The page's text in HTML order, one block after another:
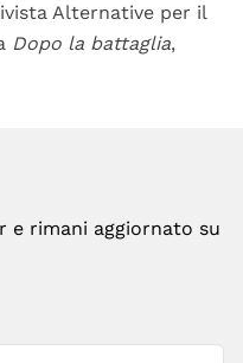
Alternative per il
Dopo la battaglia,
e rimani aggiornato su